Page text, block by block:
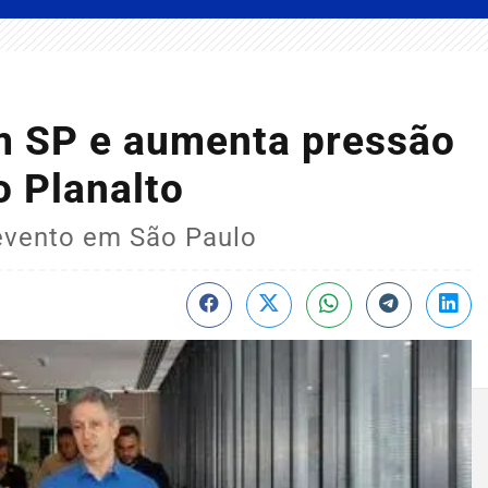
SP e aumenta pressão
Planalto
em São Paulo